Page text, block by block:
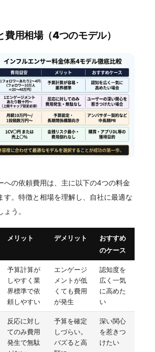
費用相場（4つのモデル）
への依頼費用は、主に以下の4つの料金
す。特徴と相場を理解し、自社に最適な
う。
メリット デメリット
おすすめ
のケース
予算計算が
しやすく業
界標準で依
頼しやすい
エンゲージ
メントが低
くても費用
が発生
認知度を
広く一気
に高めた
い
反応に対し
てのみ費用
発生で無駄
予算を確定
しづらい。
バズると高
深い関心
を惹きつ
けたい